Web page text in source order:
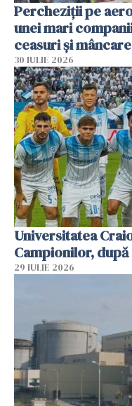
Percheziții pe
unei mari
ceasuri și
30 IULIE 2026
Universitatea
Campionilor,
29 IULIE 2026